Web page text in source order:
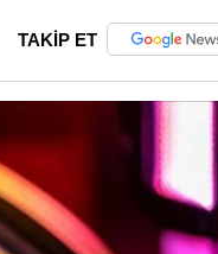
TAKİP ET